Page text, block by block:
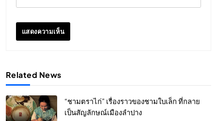
Related News
“ชามตราไก่” เรื่องราวของชามใบเล็ก ที่กลาย
เป็นสัญลักษณ์เมืองลำปาง